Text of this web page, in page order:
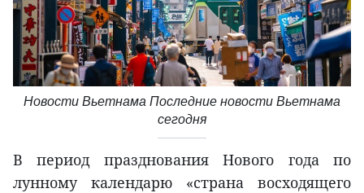
Новости Вьетнама Последние новости Вьетнама
сегодня
В период празднования Нового года по
лунному календарю «страна восходящего